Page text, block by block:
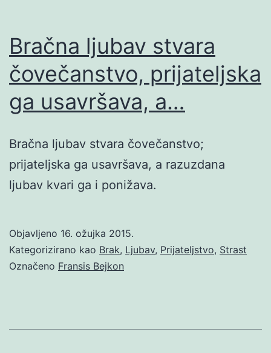
Bračna ljubav stvara
čovečanstvo, prijateljska
ga usavršava, a…
Bračna ljubav stvara čovečanstvo;
prijateljska ga usavršava, a razuzdana
ljubav kvari ga i ponižava.
Objavljeno 16. ožujka 2015.
Kategorizirano kao Brak, Ljubav, Prijateljstvo, Strast
Označeno Fransis Bejkon